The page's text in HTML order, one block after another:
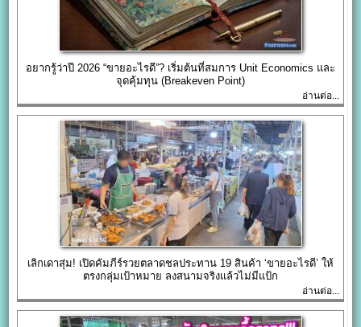
อยากรู้ว่าปี 2026 “ขายอะไรดี”? เริ่มต้นที่สมการ Unit Economics และ
จุดคุ้มทุน (Breakeven Point)
อ่านต่อ...
เลิกเดาสุ่ม! เปิดคัมภีร์รวยตลาดชลประทาน 19 สินค้า ‘ขายอะไรดี’ ให้
ตรงกลุ่มเป้าหมาย ลงสนามจริงแล้วไม่มีแป้ก
อ่านต่อ...